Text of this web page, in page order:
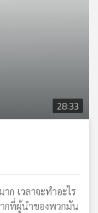
28:33
เวลาจะทำอะไร
กที่ผู้นำของพวกมัน